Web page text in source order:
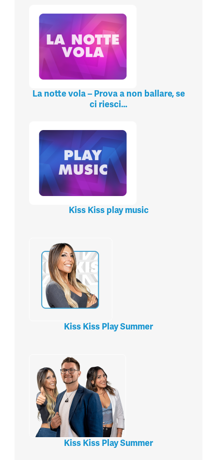
La notte vola – Prova a non ballare, se
ci riesci…
Kiss Kiss play music
Kiss Kiss Play Summer
Kiss Kiss Play Summer